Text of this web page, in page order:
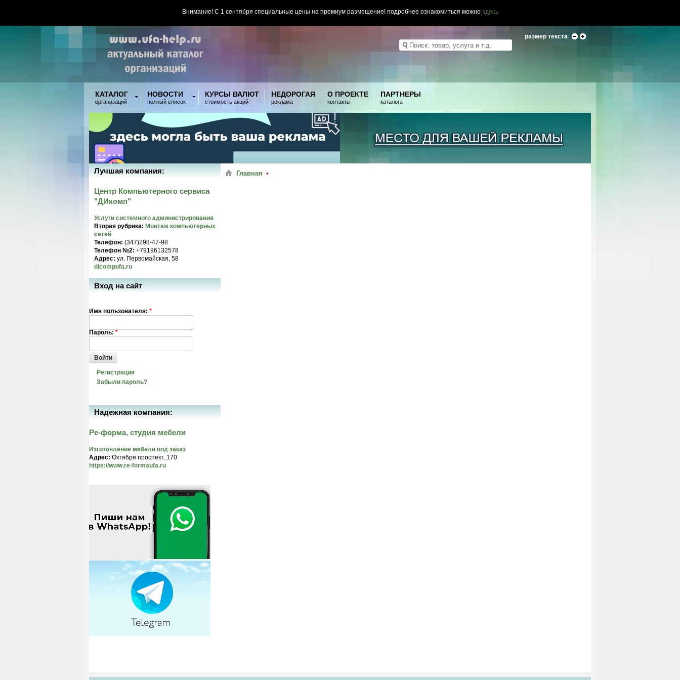
Внимание! С 1 сентября специальные цены на премиум размещение! подробнее ознакомиться можно здесь
размер текста
КАТАЛОГ
организаций
НОВОСТИ
полный список
КУРСЫ ВАЛЮТ
стоимость акций
НЕДОРОГАЯ
реклама
О ПРОЕКТЕ
контакты
ПАРТНЕРЫ
каталога
Главная
Лучшая компания:
Центр Компьютерного сервиса
"ДИкомп"
Услуги системного администрирования
Вторая рубрика: Монтаж компьютерных
сетей
Телефон: (347)298-47-98
Телефон №2: +79196132578
Адрес: ул. Первомайская, 58
dicompufa.ru
Вход на сайт
Имя пользователя: *
Пароль: *
Войти
Регистрация
Забыли пароль?
Надежная компания:
Ре-форма, студия мебели
Изготовление мебели под заказ
Адрес: Октября проспект, 170
https://www.re-formaufa.ru